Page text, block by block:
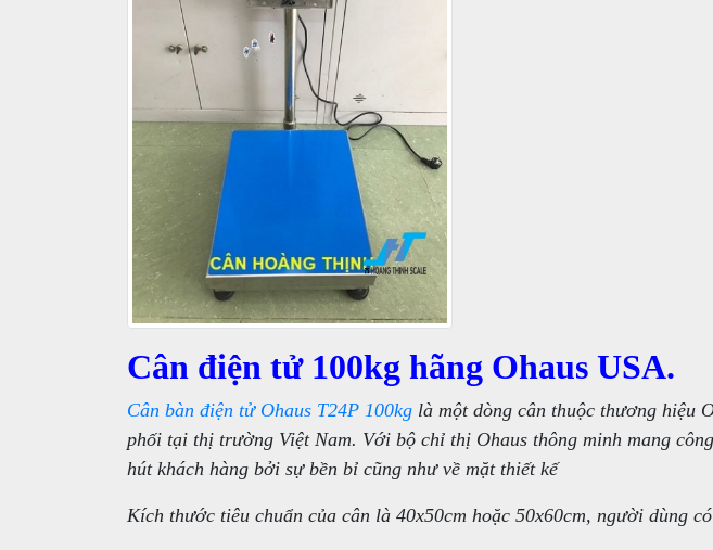
Cân điện tử 100kg hãng Ohaus USA.
Cân bàn điện tử Ohaus T24P 100kg là một dòng cân thuộc thương hiệu
phối tại thị trường Việt Nam. Với bộ chỉ thị Ohaus thông minh mang
hút khách hàng bởi sự bền bỉ cũng như về mặt thiết kế
Kích thước tiêu chuẩn của cân là 40x50cm hoặc 50x60cm, người dùng